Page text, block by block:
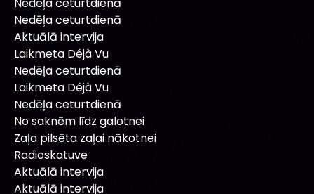
Nedēļa ceturtdienā
Aktuālā intervija
Laikmeta Déjà Vu
Nedēļa ceturtdienā
Laikmeta Déjà Vu
Nedēļa ceturtdienā
No saknēm līdz galotnei
Zaļa pilsēta zaļai nākotnei
Radioskatuve
Aktuālā intervija
Aktuālā intervija